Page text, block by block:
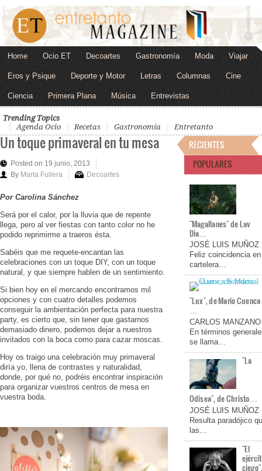
Home Ocio ET Decoartes Gastronomía Moda Viajar
Eros y Psique Deporte y Motor Letras Columnas Cine
Ciencia Primera Plana Música Entrevistas
Trending Topics
Agenda Ocio
Recetas Gastronomía Entretanto
Un toque primaveral en tu mesa
Posted on 19 junio, 2013
By Marta Fullera Decoartes
Por Carolina Sánchez
Será por el calor, por la lluvia que de repente
llega, pero al ver fiestas con tanto color no he
podido reprimirme a traeros ésta.
Sabéis que me requete-encantan las
celebraciones con un toque DIY, con un toque
natural, y que siempre hablen de un sentimiento.
Si bien hoy en el mercando encontramos mil
opciones y con cuatro detalles podemos
conseguir la ambientación perfecta para nuestra
party, es cierto que, sin tener que gastarnos
demasiado dinero, podemos dejar a nuestros
invitados con la boca como para cazar moscas.
Hoy os traigo una celebración muy primaveral
diría yo, llena de contrastes y naturalidad,
donde, por qué no, podréis encontrar inspiración
para organizar vuestros centros de mesa en
vuestra boda.
RECIENTES
POPULARES
"Magallanes" de Lav
Dia…
JOSÉ LUIS MUÑOZ
Feliz coincidencia en
cartelera…
"Lux", de Mario Cuenca
…
CARLOS MANZANO
En términos
se llama…
"La
Odisea", de Christo…
JOSÉ LUIS MUÑOZ
Resulta paradójico
las…
"El